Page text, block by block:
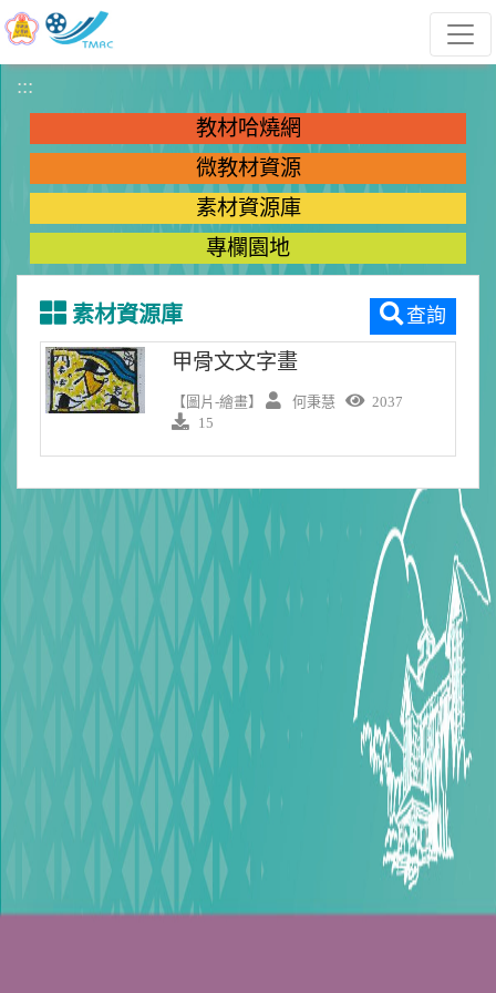
跳到主要內容
:::
教材哈燒網
微教材資源
素材資源庫
專欄園地
素材資源庫 查詢
甲骨文文字畫
【圖片-繪畫】 何秉慧
2037
15